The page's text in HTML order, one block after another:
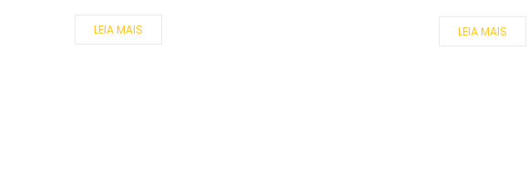
LEIA MAIS LEIA MAIS